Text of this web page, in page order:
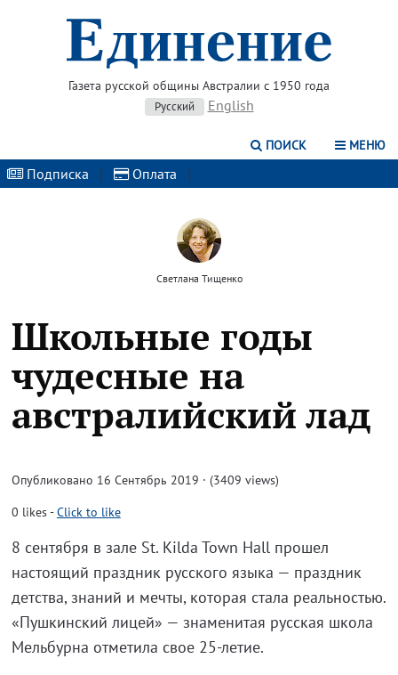
Газета русской общины Австралии с 1950 года
Русский English
ПОИСК МЕНЮ
Подписка | Оплата |
Светлана Тищенко
Школьные годы
чудесные на
австралийский лад
Опубликовано 16 Сентябрь 2019 · (3409 views)
0 likes-Click to like
8 сентября в зале St. Kilda Town Hall прошел
настоящий праздник русского языка — праздник
детства, знаний и мечты, которая стала реальностью.
«Пушкинский лицей» — знаменитая русская школа
Мельбурна отметила свое 25-летие.